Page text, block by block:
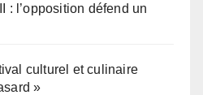
l’opposition défend un
culturel et culinaire
»